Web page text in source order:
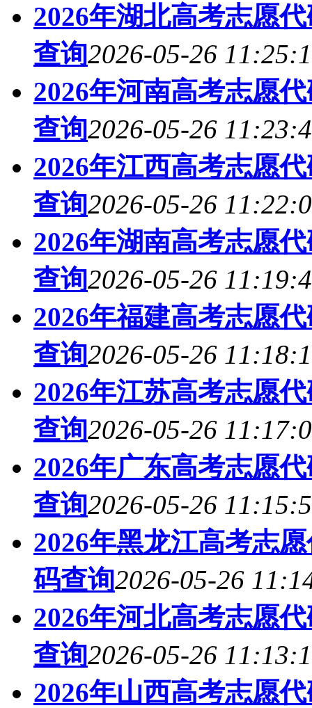
2026年湖北高考志愿
查询2026-05-26
2026年河南高考志愿
查询2026-05-26
2026年江西高考志愿
查询2026-05-26
2026年湖南高考志愿
查询2026-05-26
2026年福建高考志愿
查询2026-05-26
2026年江苏高考志愿
查询2026-05-26
2026年广东高考志愿
查询2026-05-26
2026年黑龙江高考志
码查询2026-05-26
2026年河北高考志愿
查询2026-05-26
2026年山西高考志愿